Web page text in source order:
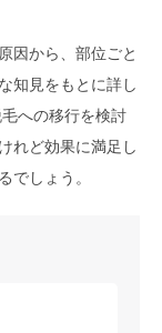
因から、部位ごと
知見をもとに詳し
への移行を検討
れど効果に満足し
でしょう。